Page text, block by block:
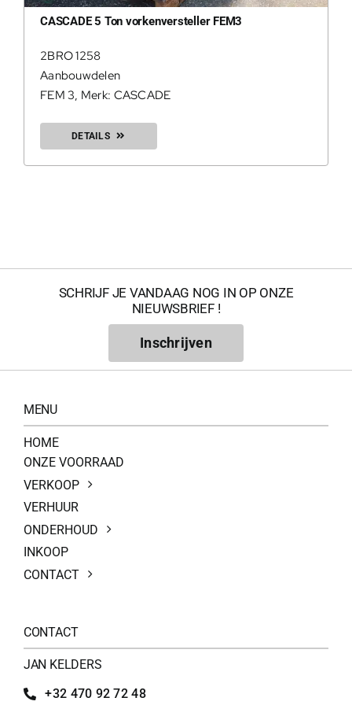
CASCADE 5 Ton vorkenversteller FEM3
2BRO 1258
Aanbouwdelen
FEM 3, Merk: CASCADE
DETAILS
SCHRIJF JE VANDAAG NOG IN OP ONZE
NIEUWSBRIEF !
Inschrijven
MENU
HOME
ONZE VOORRAAD
VERKOOP
VERHUUR
ONDERHOUD
INKOOP
CONTACT
CONTACT
JAN KELDERS
+32 470 92 72 48
200Kg =